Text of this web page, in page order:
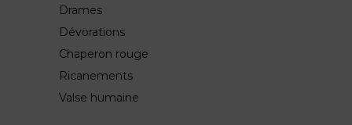
Drames
Dévorations
Chaperon rouge
Ricanements
Valse humaine